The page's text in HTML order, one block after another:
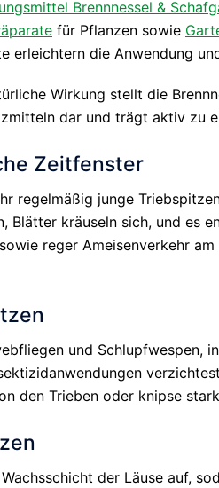
Brennnessel &
für Pflanzen sowie
erleichtern die Anwendung
Wirkung stellt die
dar und trägt aktiv zu
Zeitfenster
regelmäßig junge
Blätter kräuseln sich, und es
reger Ameisenverkehr
und Schlupfwespen,
den Trieben oder knipse
der Läuse auf,